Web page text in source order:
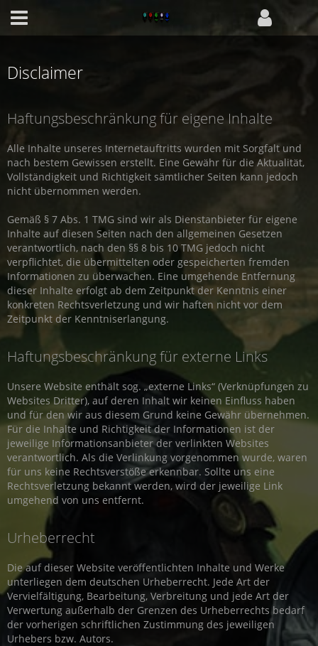
Disclaimer
Haftungsbeschränkung für eigene Inhalte
Alle Inhalte unseres Internetauftritts wurden mit Sorgfalt und
nach bestem Gewissen erstellt. Eine Gewähr für die Aktualität,
Vollständigkeit und Richtigkeit sämtlicher Seiten kann jedoch
nicht übernommen werden.
Gemäß § 7 Abs. 1 TMG sind wir als Dienstanbieter für eigene
Inhalte auf diesen Seiten nach den allgemeinen Gesetzen
verantwortlich, nach den §§ 8 bis 10 TMG jedoch nicht
verpflichtet, die übermittelten oder gespeicherten fremden
Informationen zu überwachen. Eine umgehende Entfernung
dieser Inhalte erfolgt ab dem Zeitpunkt der Kenntnis einer
konkreten Rechtsverletzung und wir haften nicht vor dem
Zeitpunkt der Kenntniserlangung.
Haftungsbeschränkung für externe Links
Unsere Website enthält sog. „externe Links“ (Verknüpfungen zu
Websites Dritter), auf deren Inhalt wir keinen Einfluss haben
und für den wir aus diesem Grund keine Gewähr übernehmen.
Für die Inhalte und Richtigkeit der Informationen ist der
jeweilige Informationsanbieter der verlinkten Websites
verantwortlich. Als die Verlinkung vorgenommen wurde, waren
für uns keine Rechtsverstöße erkennbar. Sollte uns eine
Rechtsverletzung bekannt werden, wird der jeweilige Link
umgehend von uns entfernt.
Urheberrecht
Die auf dieser Website veröffentlichten Inhalte und Werke
unterliegen dem deutschen Urheberrecht. Jede Art der
Vervielfältigung, Bearbeitung, Verbreitung und jede Art der
Verwertung außerhalb der Grenzen des Urheberrechts bedarf
der vorherigen schriftlichen Zustimmung des jeweiligen
Urhebers bzw. Autors.